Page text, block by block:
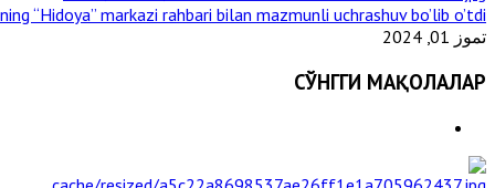
“Hidoya” markazi rahbari bilan mazmunli uchrashuv bo’lib o’tdi
تموز 01, 2024
СЎНГГИ МАҚОЛАЛАР